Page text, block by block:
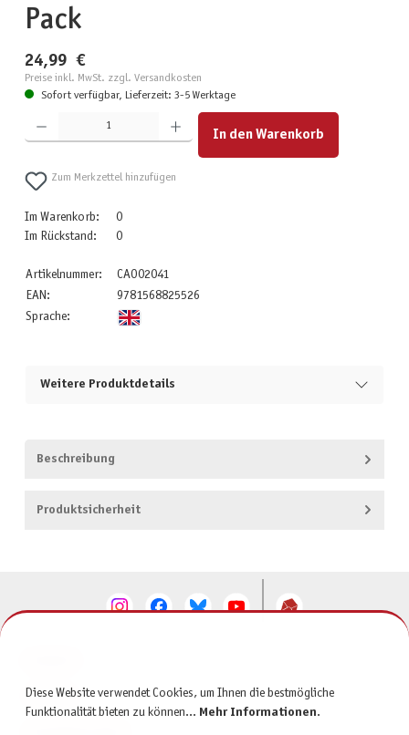
Pack
24,99 €
Preise inkl. MwSt. zzgl. Versandkosten
Sofort verfügbar, Lieferzeit: 3-5 Werktage
Produkt Anzahl: Gib den gewünschten Wert ein oder benutze die Schaltflächen um die Anzahl zu
In den Warenkorb
Zum Merkzettel hinzufügen
Im Warenkorb:
0
Im Rückstand:
0
Artikelnummer:
CAO02041
EAN:
9781568825526
Sprache:
Weitere Produktdetails
Beschreibung
Produktsicherheit
SERVICE
Diese Website verwendet Cookies, um Ihnen die bestmögliche
Funktionalität bieten zu können... Mehr Informationen.